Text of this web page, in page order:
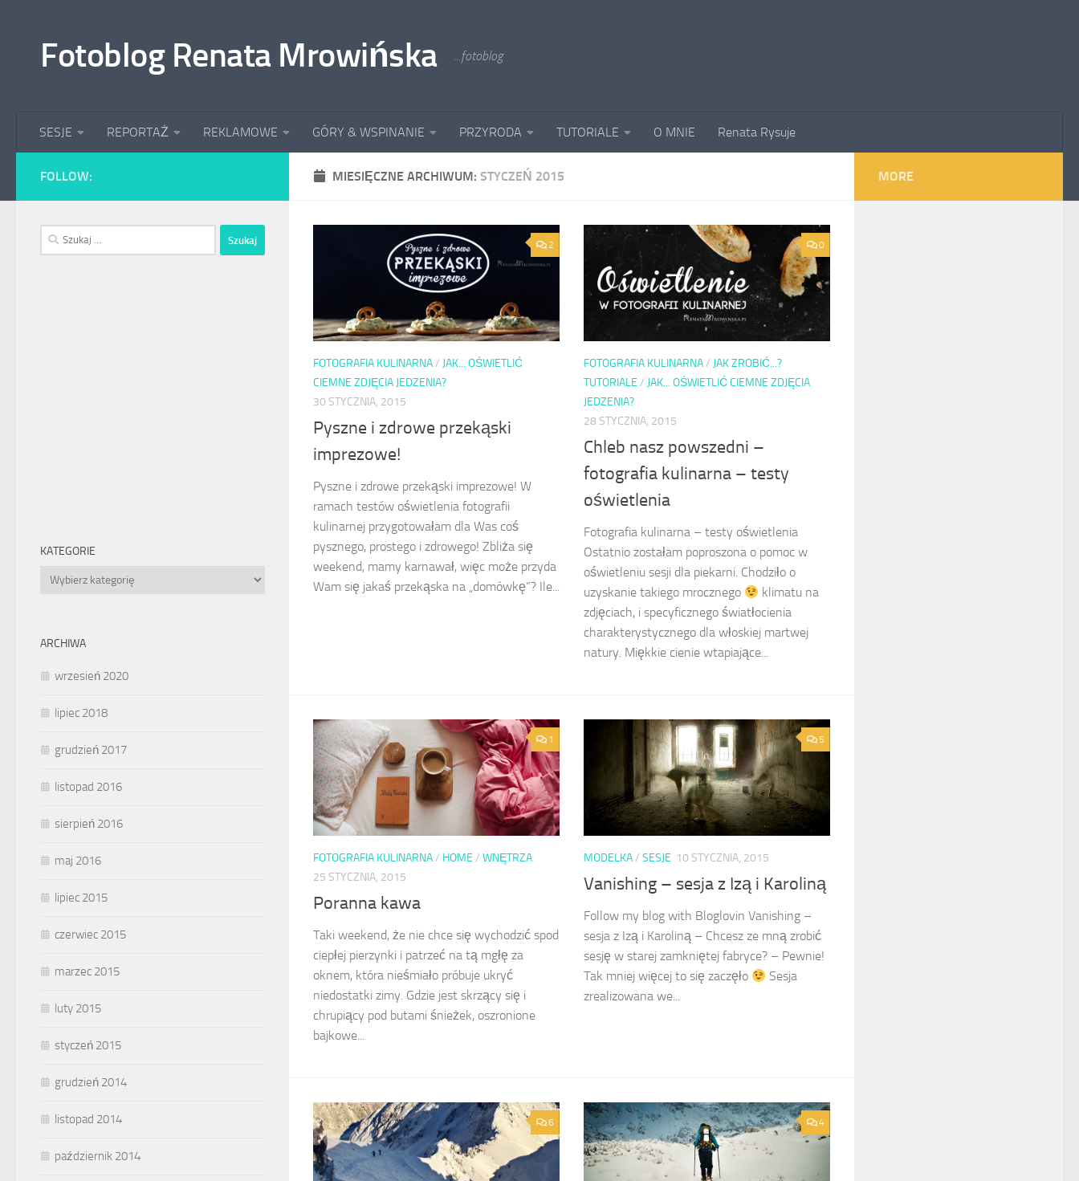
Fotoblog Renata Mrowińska ...fotoblog
SESJE REPORTAŻ REKLAMOWE GÓRY & WSPINANIE PRZYRODA TUTORIALE O MNIE Renata Rysuje
MIESIĘCZNE ARCHIWUM: STYCZEŃ 2015
2
FOTOGRAFIA KULINARNA/ JAK... OŚWIETLIĆ
CIEMNE ZDJĘCIA JEDZENIA?
30 STYCZNIA, 2015
Pyszne i zdrowe przekąski
imprezowe!
Pyszne i zdrowe przekąski imprezowe! W
ramach testów oświetlenia fotografii
kulinarnej przygotowałam dla Was coś
pysznego, prostego i zdrowego! Zbliża się
weekend, mamy karnawał, więc może przyda
Wam się jakaś przekąska na „domówkę”? Ile...
0
FOTOGRAFIA KULINARNA/ JAK ZROBIĆ...?
TUTORIALE / JAK... OŚWIETLIĆ CIEMNE ZDJĘCIA
JEDZENIA?
28 STYCZNIA, 2015
Chleb nasz powszedni –
fotografia kulinarna – testy
oświetlenia
Fotografia kulinarna – testy oświetlenia
Ostatnio zostałam poproszona o pomoc w
oświetleniu sesji dla piekarni. Chodziło o
uzyskanie takiego mrocznego
klimatu na
zdjęciach, i specyficznego światłocienia
charakterystycznego dla włoskiej martwej
natury. Miękkie cienie wtapiające...
1
FOTOGRAFIA KULINARNA/ HOME / WNĘTRZA
25 STYCZNIA, 2015
Poranna kawa
Taki weekend, że nie chce się wychodzić spod
ciepłej pierzynki i patrzeć na tą mgłę za
oknem, która nieśmiało próbuje ukryć
niedostatki zimy. Gdzie jest skrzący się i
chrupiący pod butami śnieżek, oszronione
bajkowe...
5
MODELKA/ SESJE 10 STYCZNIA, 2015
Vanishing – sesja z Izą i Karoliną
Follow my blog with Bloglovin Vanishing –
sesja z Izą i Karoliną – Chcesz ze mną zrobić
sesję w starej zamkniętej fabryce? – Pewnie!
Tak mniej więcej to się zaczęło
Sesja
zrealizowana we...
6 4
FOLLOW:
Szukaj:
KATEGORIE
Kategorie
ARCHIWA
wrzesień 2020
lipiec 2018
grudzień 2017
listopad 2016
sierpień 2016
maj 2016
lipiec 2015
czerwiec 2015
marzec 2015
luty 2015
styczeń 2015
grudzień 2014
listopad 2014
październik 2014
MORE